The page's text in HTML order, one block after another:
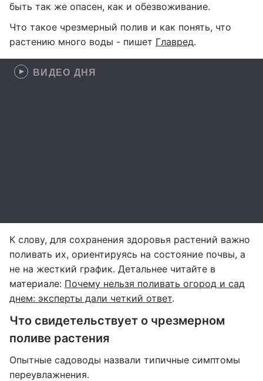
быть так же опасен, как и обезвоживание.
Что такое чрезмерный полив и как понять, что
растению много воды - пишет Главред.
ВИДЕО ДНЯ
К слову, для сохранения здоровья растений важно
поливать их, ориентируясь на состояние почвы, а
не на жесткий график. Детальнее читайте в
материале: Почему нельзя поливать огород и сад
днем: эксперты дали четкий ответ.
Что свидетельствует о чрезмерном
поливе растения
Опытные садоводы назвали типичные симптомы
переувлажнения.